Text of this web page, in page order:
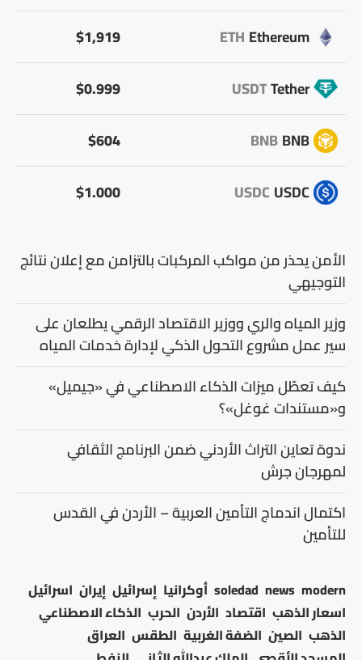
Ethereum
ETH
$1,919
Tether
USDT
$0.999
BNB
BNB
$604
USDC
USDC
$1.000
الأمن يحذر من مواكب المركبات بالتزامن مع إعلان نتائج
التوجيهي
وزير المياه والري ووزير الاقتصاد الرقمي يطلعان على
سير عمل مشروع التحول الذكي لإدارة خدمات المياه
كيف تعطّل ميزات الذكاء الاصطناعي في «جيميل»
و«مستندات غوغل»؟
ندوة تعاين التراث الأردني ضمن البرنامج الثقافي
لمهرجان جرش
اكتمال اندماج التأمين العربية – الأردن في القدس
للتأمين
modern
news
soledad أوكرانيا إسرائيل إيران اسرائيل
اسعار الذهب اقتصاد الأردن الحرب الذكاء الاصطناعي
الذهب الصين الضفة الغربية الطقس العراق